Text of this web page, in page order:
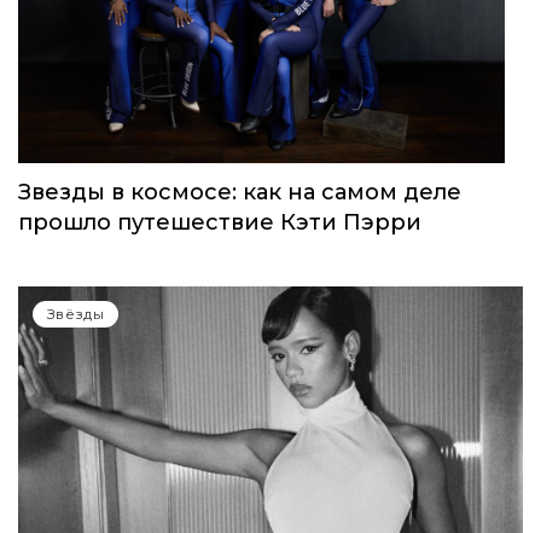
Звезды в космосе: как на самом деле
прошло путешествие Кэти Пэрри
Звёзды